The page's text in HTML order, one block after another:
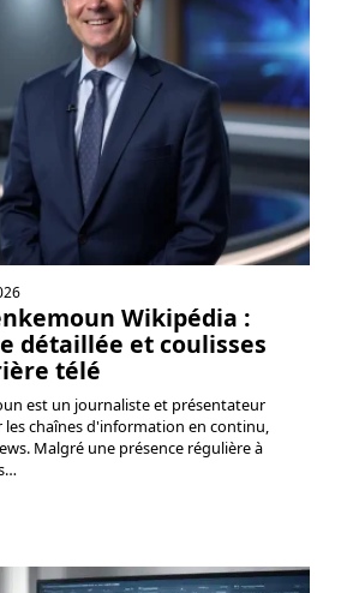
Wikipédia :
détaillée et coulisses
télé
est un journaliste et présentateur
les chaînes d'information en continu,
Malgré une présence régulière à
…